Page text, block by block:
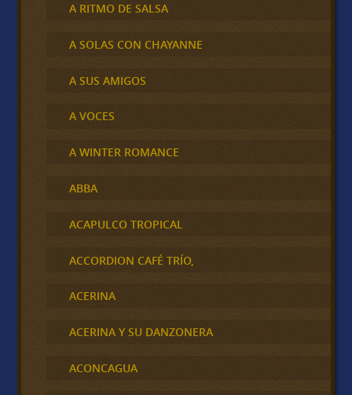
A RITMO DE SALSA
A SOLAS CON CHAYANNE
A SUS AMIGOS
A VOCES
A WINTER ROMANCE
ABBA
ACAPULCO TROPICAL
ACCORDION CAFÉ TRÍO,
ACERINA
ACERINA Y SU DANZONERA
ACONCAGUA